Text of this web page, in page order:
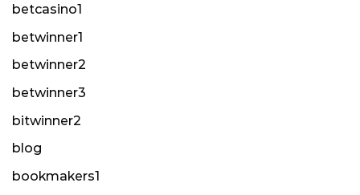
betcasino1
betwinner1
betwinner2
betwinner3
bitwinner2
blog
bookmakers1